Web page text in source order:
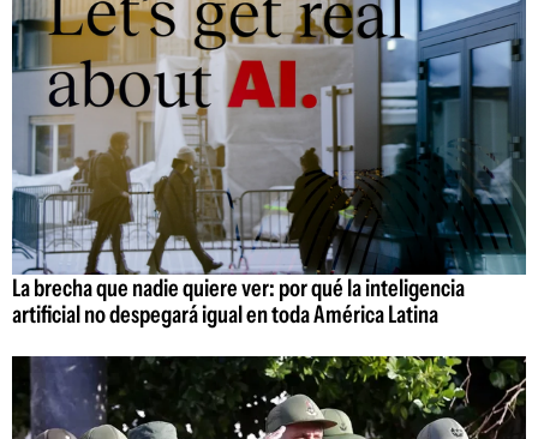
La brecha que nadie quiere ver: por qué la inteligencia
artificial no despegará igual en toda América Latina